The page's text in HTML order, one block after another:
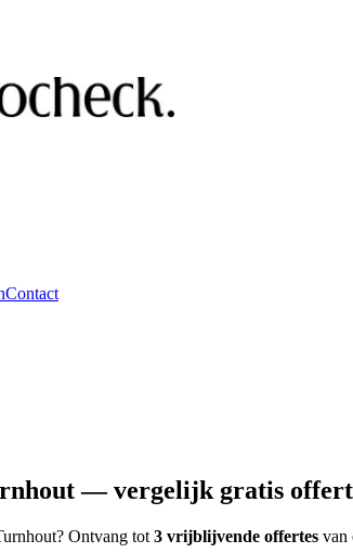
Contact
— vergelijk gratis
? Ontvang tot 3 vrijblijvende offertes van